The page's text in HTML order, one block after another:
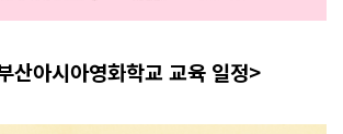
산아시아영화학교 교육 일정>